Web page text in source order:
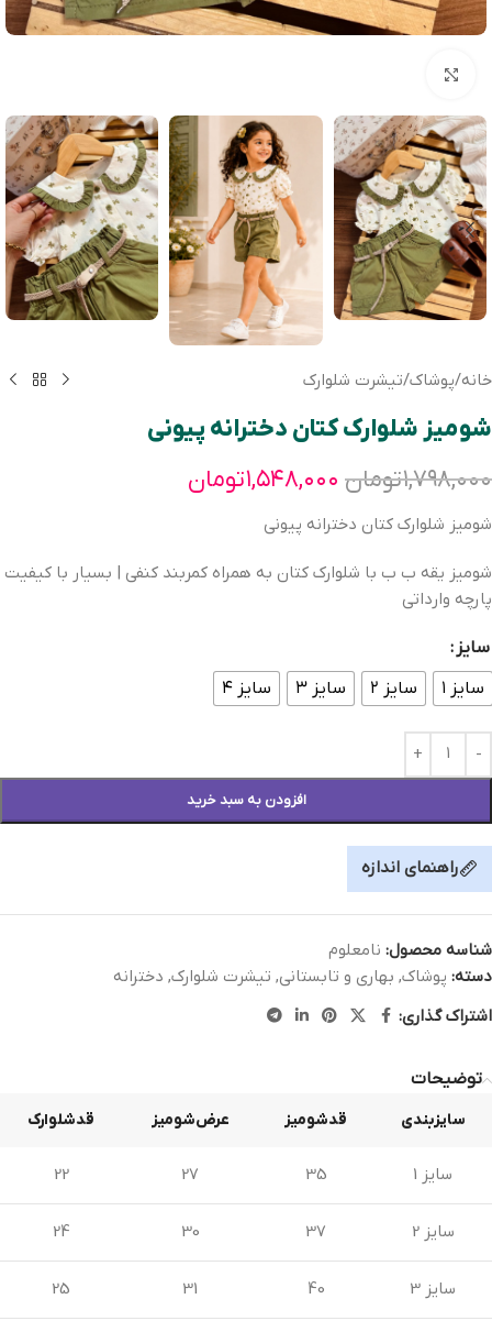
خانه/پوشاک/تیشرت شلوارک
شومیز شلوارک کتان دخترانه پیونی
۱,۷۹۸,۰۰۰تومان ۱,۵۴۸,۰۰۰تومان
شومیز شلوارک کتان دخترانه پیونی
شومیز یقه ب ب با شلوارک کتان به همراه کمربند کنفی | بسیار با کیفیت
پارچه وارداتی
سایز
سایز ۱
سایز ۲ سایز ۳ سایز ۴
افزودن به سبد خرید
راهنمای اندازه
شناسه محصول: نامعلوم
دسته: پوشاک, بهاری و تابستانی, تیشرت شلوارک, دخترانه
اشتراک گذاری:
توضیحات
سایزبندی قدشومیز عرض‌شومیز قدشلوارک
سایز 1 35
27
22
سایز 2 37
30
24
سایز 3 40
31
25